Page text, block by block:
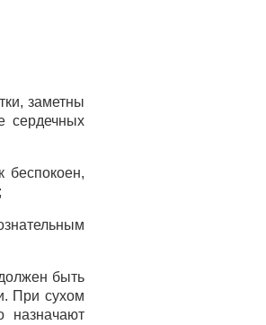
заметны
сердечных
беспокоен,
быть
При сухом
назначают